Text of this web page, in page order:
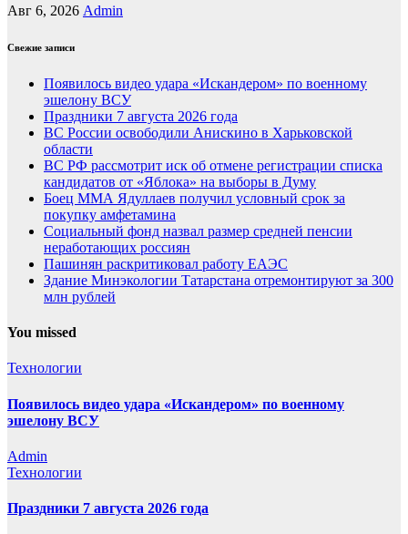
Авг 6, 2026 Admin
Свежие записи
Появилось видео удара «Искандером» по военному
эшелону ВСУ
Праздники 7 августа 2026 года
ВС России освободили Анискино в Харьковской
области
ВС РФ рассмотрит иск об отмене регистрации списка
кандидатов от «Яблока» на выборы в Думу
Боец ММА Ядуллаев получил условный срок за
покупку амфетамина
Социальный фонд назвал размер средней пенсии
неработающих россиян
Пашинян раскритиковал работу ЕАЭС
Здание Минэкологии Татарстана отремонтируют за 300
млн рублей
You missed
Технологии
Появилось видео удара «Искандером» по военному
эшелону ВСУ
Admin
Технологии
Праздники 7 августа 2026 года